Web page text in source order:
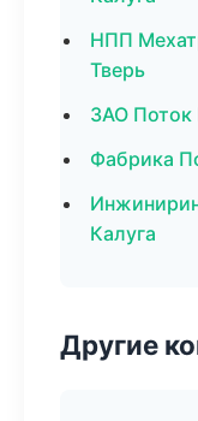
НПП
Тверь
ЗАО
Фабрика
Калуга
Другие